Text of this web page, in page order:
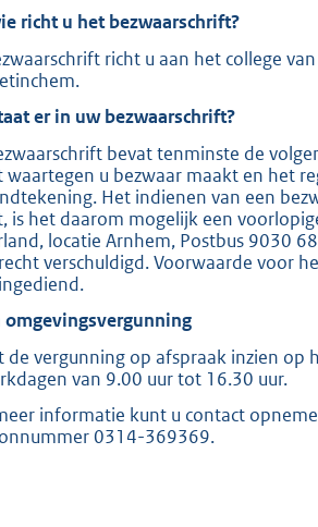
richt u het bezwaarschrift?
richt u aan het college
er in uw bezwaarschrift?
bevat tenminste de
waartegen u bezwaar maakt en het
Het indienen van een
is het daarom mogelijk een
locatie Arnhem, Postbus 9030
verschuldigd. Voorwaarde voor
omgevingsvergunning
de vergunning op afspraak inzien op
van 9.00 uur tot 16.30 uur.
informatie kunt u contact
0314-369369.